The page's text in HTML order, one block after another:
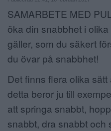
ANNONSERA
NÄRINGSLIV
MER
SAMARBETE MED
öka din snabbhet i
gäller, som du säkert
du övar på snabbhet!
Det finns flera olika
detta beror ju till
att springa snabbt,
snabbt, dra snabbt och